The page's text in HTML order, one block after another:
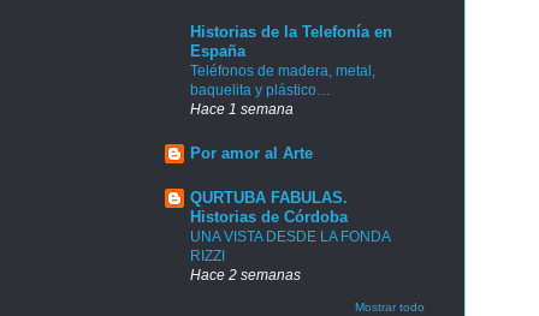
Historias de la Telefonía en
España
Teléfonos de madera, metal,
baquelita y plástico…
Hace 1 semana
Por amor al Arte
QURTUBA FABULAS.
Historias de Córdoba
UNA VISTA DESDE LA FONDA
RIZZI
Hace 2 semanas
Mostrar todo